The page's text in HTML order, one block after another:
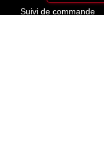
Suivi de commande